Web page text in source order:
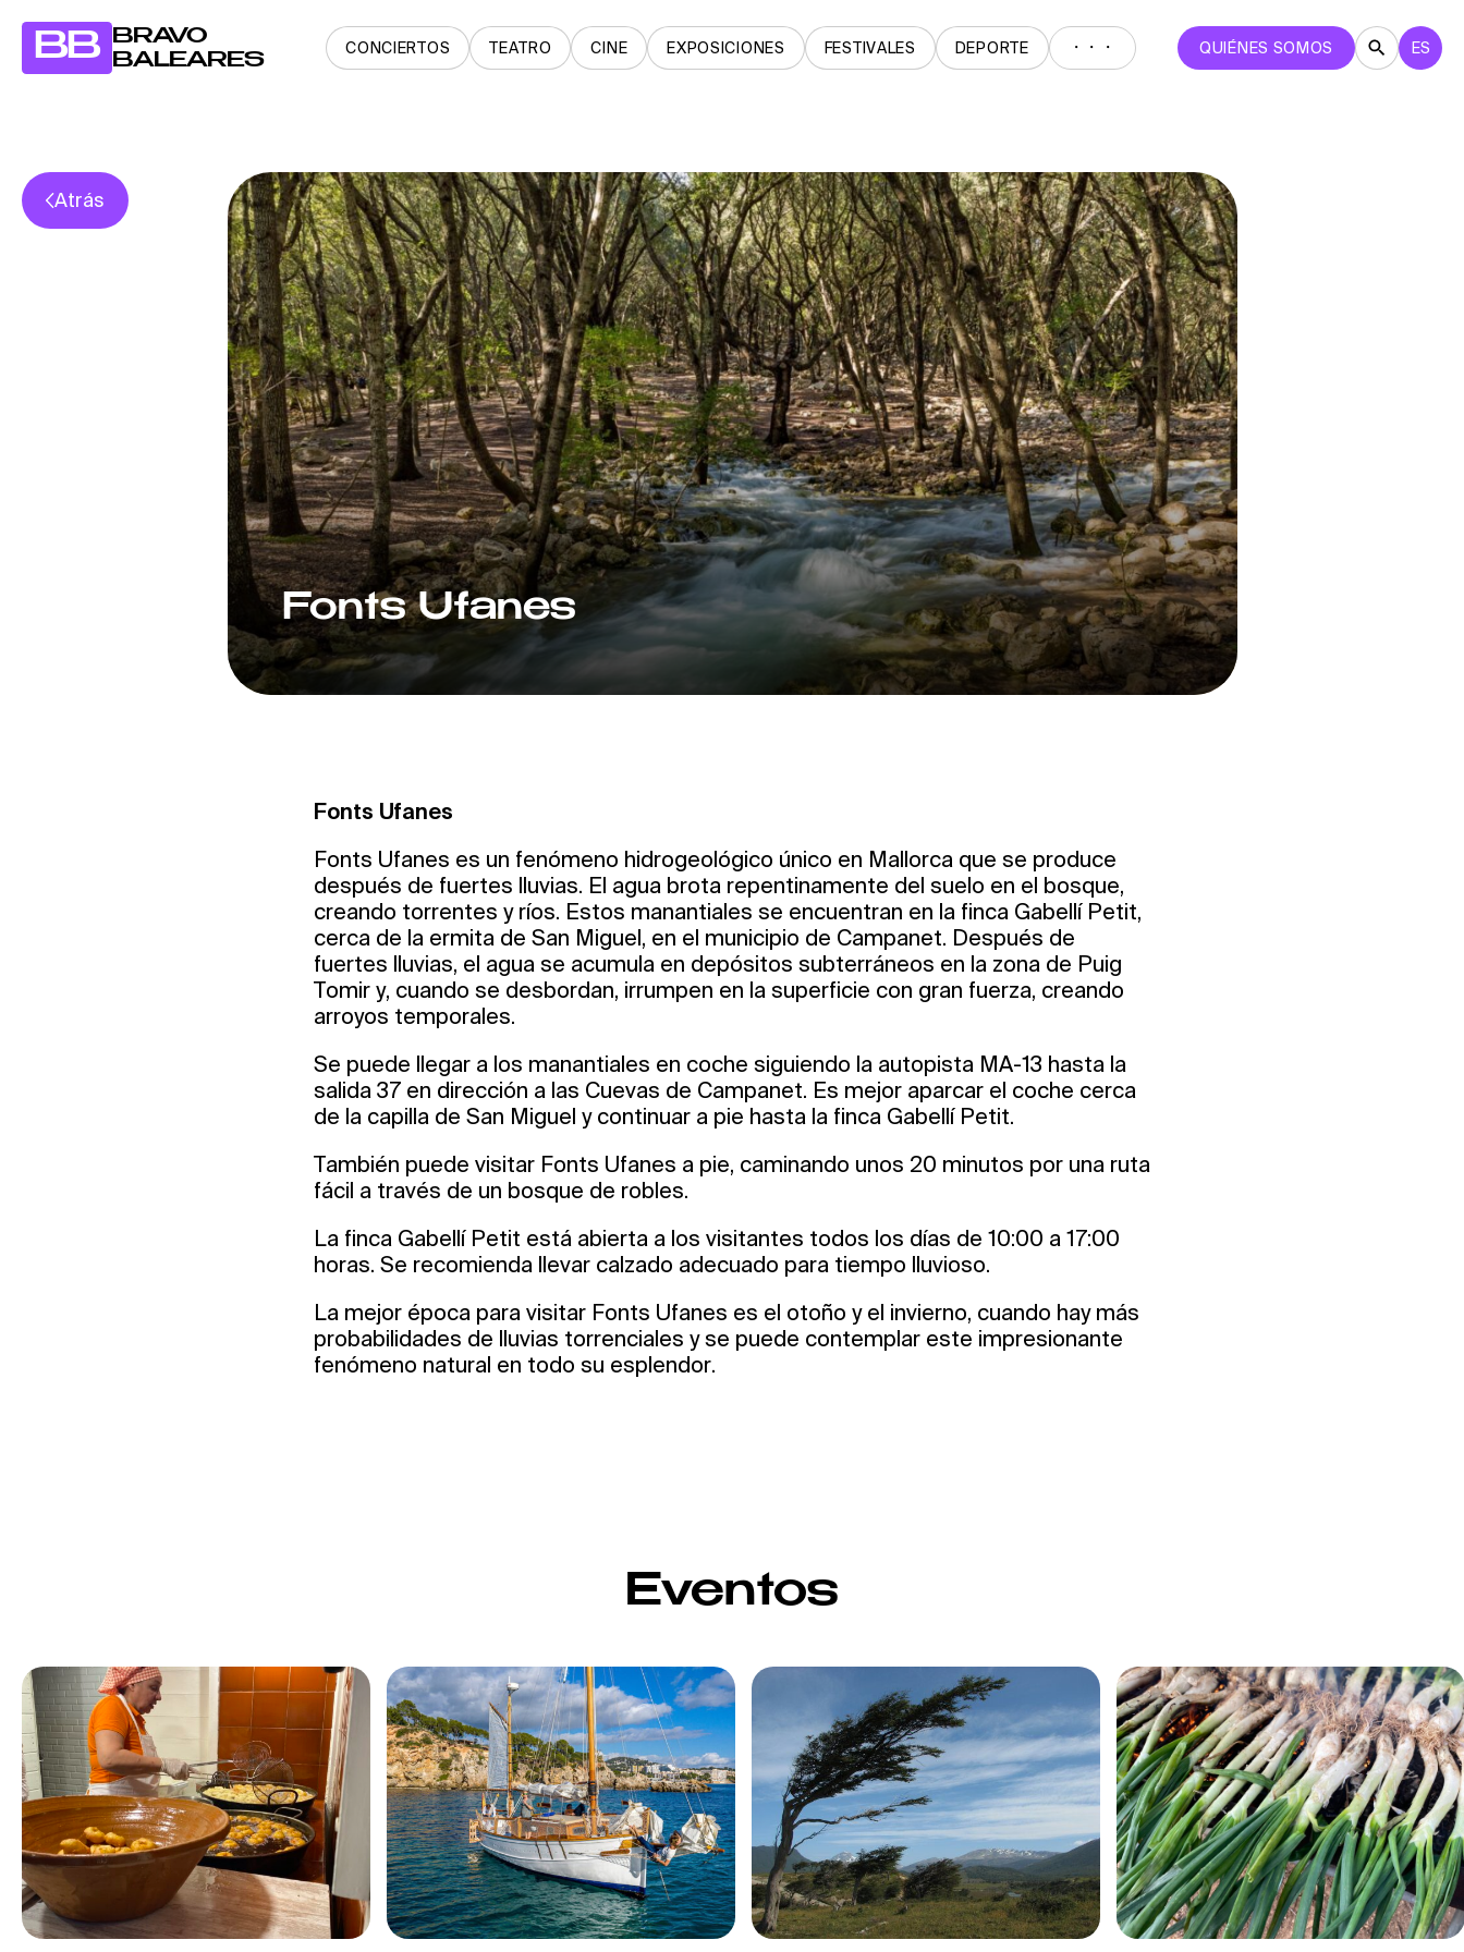
BB
BRAVO
BALEARES
CONCIERTOS TEATRO CINE EXPOSICIONES FESTIVALES DEPORTE ・・・ QUIÉNES SOMOS ES
Atrás
Fonts Ufanes
Fonts Ufanes
Fonts Ufanes es un fenómeno hidrogeológico único en Mallorca que se produce
después de fuertes lluvias. El agua brota repentinamente del suelo en el bosque,
creando torrentes y ríos. Estos manantiales se encuentran en la finca Gabellí Petit,
cerca de la ermita de San Miguel, en el municipio de Campanet. Después de
fuertes lluvias, el agua se acumula en depósitos subterráneos en la zona de Puig
Tomir y, cuando se desbordan, irrumpen en la superficie con gran fuerza, creando
arroyos temporales.
Se puede llegar a los manantiales en coche siguiendo la autopista MA-13 hasta la
salida 37 en dirección a las Cuevas de Campanet. Es mejor aparcar el coche cerca
de la capilla de San Miguel y continuar a pie hasta la finca Gabellí Petit.
También puede visitar Fonts Ufanes a pie, caminando unos 20 minutos por una ruta
fácil a través de un bosque de robles.
La finca Gabellí Petit está abierta a los visitantes todos los días de 10:00 a 17:00
horas. Se recomienda llevar calzado adecuado para tiempo lluvioso.
La mejor época para visitar Fonts Ufanes es el otoño y el invierno, cuando hay más
probabilidades de lluvias torrenciales y se puede contemplar este impresionante
fenómeno natural en todo su esplendor.
Eventos